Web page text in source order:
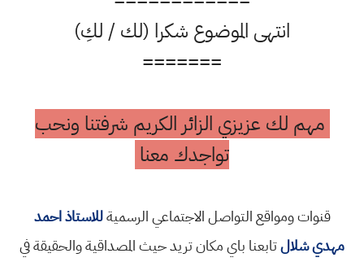
انتهى الموضوع شكرا (لك / لكِ)
=======
مهم لك عزيزي الزائر الكريم شرفتنا ونحب
تواجدك معنا
قنوات ومواقع التواصل الاجتماعي الرسميةللاستاذ احمد
مهدي شلالتابعنا باي مكان تريد حيث المصداقية والحقيقة في